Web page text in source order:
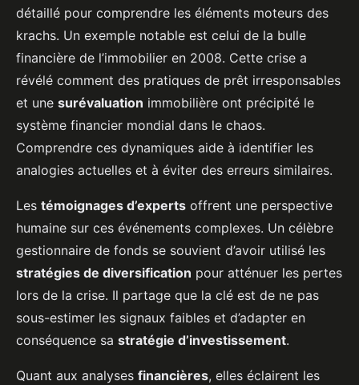
détaillé pour comprendre les éléments moteurs des
krachs. Un exemple notable est celui de la bulle
financière de l’immobilier en 2008. Cette crise a
révélé comment des pratiques de prêt irresponsables
et une surévaluation immobilière ont précipité le
système financier mondial dans le chaos.
Comprendre ces dynamiques aide à identifier les
analogies actuelles et à éviter des erreurs similaires.
Les témoignages d’experts offrent une perspective
humaine sur ces événements complexes. Un célèbre
gestionnaire de fonds se souvient d’avoir utilisé les
stratégies de diversification pour atténuer les pertes
lors de la crise. Il partage que la clé est de ne pas
sous-estimer les signaux faibles et d’adapter en
conséquence sa stratégie d’investissement.
Quant aux analyses financières, elles éclairent les